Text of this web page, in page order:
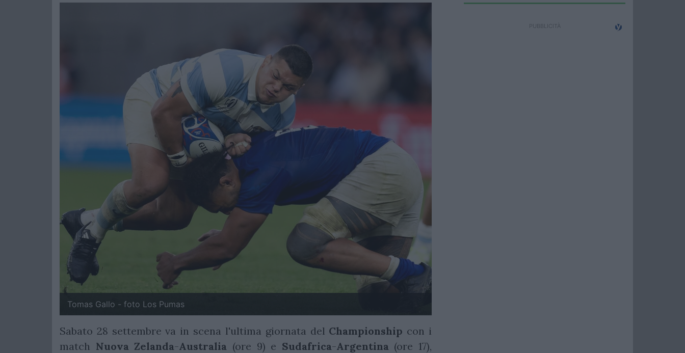
Tomas Gallo - foto Los Pumas
Sabato 28 settembre va in scena l'ultima giornata del Championship con i
match Nuova Zelanda-Australia (ore 9) e Sudafrica-Argentina (ore 17),